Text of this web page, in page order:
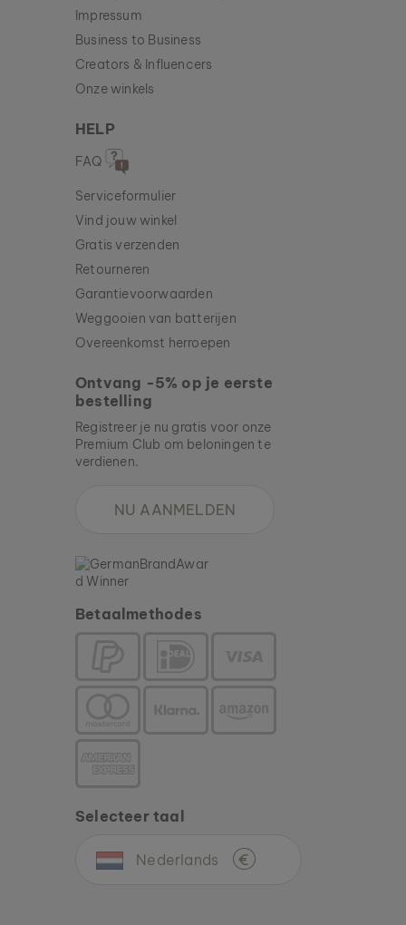
Impressum
Business to Business
Creators & Influencers
Onze winkels
HELP
FAQ
Serviceformulier
Vind jouw winkel
Gratis verzenden
Retourneren
Garantievoorwaarden
Weggooien van batterijen
Overeenkomst herroepen
Ontvang -5% op je eerste
bestelling
Registreer je nu gratis voor onze
Premium Club om beloningen te
verdienen.
NU AANMELDEN
Betaalmethodes
Selecteer taal
Nederlands €